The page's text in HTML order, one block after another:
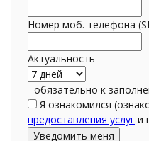
Номер моб. телефона
Актуальность
- обязательно к
Я ознакомился
предоставления услуг и